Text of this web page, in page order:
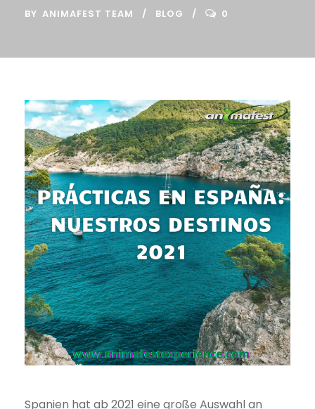
BY ANIMAFEST TEAM BLOG 0
Spanien hat ab 2021 eine große Auswahl an